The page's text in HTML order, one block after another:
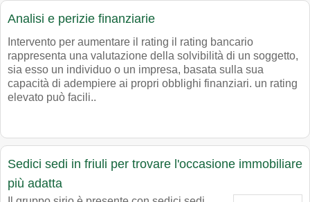
Analisi e perizie finanziarie
Intervento per aumentare il rating il rating bancario
rappresenta una valutazione della solvibilità di un soggetto,
sia esso un individuo o un impresa, basata sulla sua
capacità di adempiere ai propri obblighi finanziari. un rating
elevato può facili..
Sedici sedi in friuli per trovare l'occasione immobiliare
più adatta